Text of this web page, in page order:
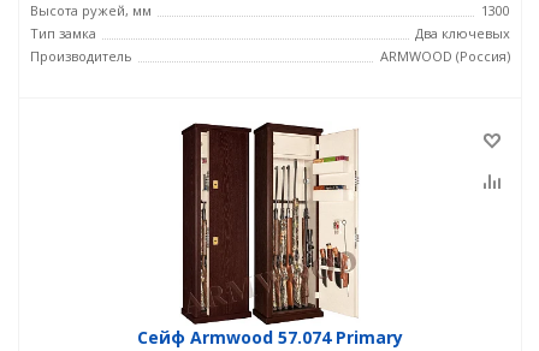
Высота ружей, мм
1300
Тип замка
Два ключевых
Производитель
ARMWOOD (Россия)
Сейф Armwood 57.074 Primary